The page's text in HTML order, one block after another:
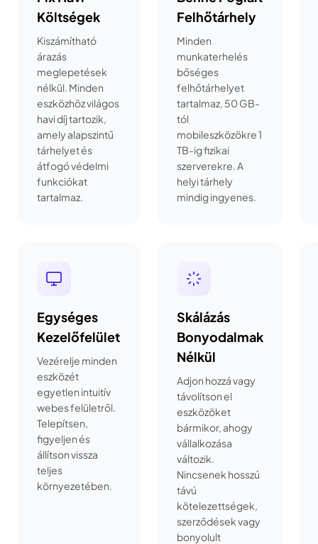
Költségek
Kiszámítható
árazás
meglepetések
nélkül. Minden
eszközhöz világos
havi díj tartozik,
amely alapszintű
tárhelyet és
átfogó védelmi
funkciókat
tartalmaz.
Felhőtárhely
Minden
munkaterhelés
bőséges
felhőtárhelyet
tartalmaz, 50 GB-
tól
mobileszközökre 1
TB-ig fizikai
szerverekre. A
helyi tárhely
mindig ingyenes.
Egységes
Kezelőfelület
Vezérelje minden
eszközét
egyetlen intuitív
webes felületről.
Telepítsen,
figyeljen és
állítson vissza
teljes
környezetében.
Skálázás
Bonyodalmak
Nélkül
Adjon hozzá vagy
távolítson el
eszközöket
bármikor, ahogy
vállalkozása
változik.
Nincsenek hosszú
távú
kötelezettségek,
szerződések vagy
bonyolult